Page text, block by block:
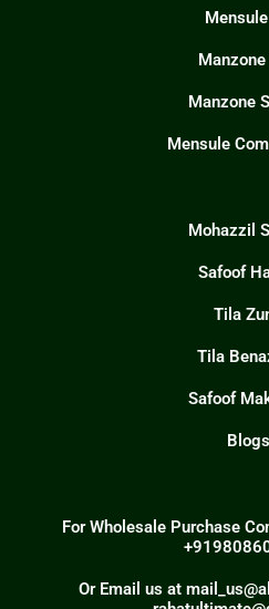
Manzone
Mensule
Mohazzil
Safoof
Tila
Tila
Safoof
Blogs
For Wholesale Purchase
Or Email us at